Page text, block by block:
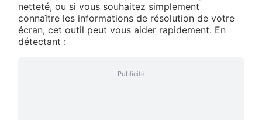
netteté, ou si vous souhaitez simplement
connaître les informations de résolution de votre
écran, cet outil peut vous aider rapidement. En
détectant :
Publicité